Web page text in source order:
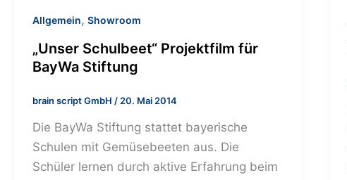
Allgemein, Showroom
„Unser Schulbeet“ Projektfilm für
BayWa Stiftung
brain script GmbH / 20. Mai 2014
Die BayWa Stiftung stattet bayerische
Schulen mit Gemüsebeeten aus. Die
Schüler lernen durch aktive Erfahrung beim